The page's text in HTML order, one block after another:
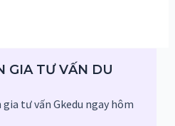
GIA TƯ VẤN DU
tư vấn Gkedu ngay hôm